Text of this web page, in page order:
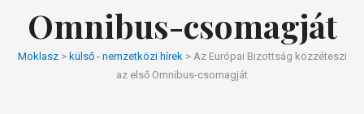
Omnibus-csomagját
Moklasz> külső - nemzetközi hírek > Az Európai Bizottság közzéteszi
az első Omnibus-csomagját